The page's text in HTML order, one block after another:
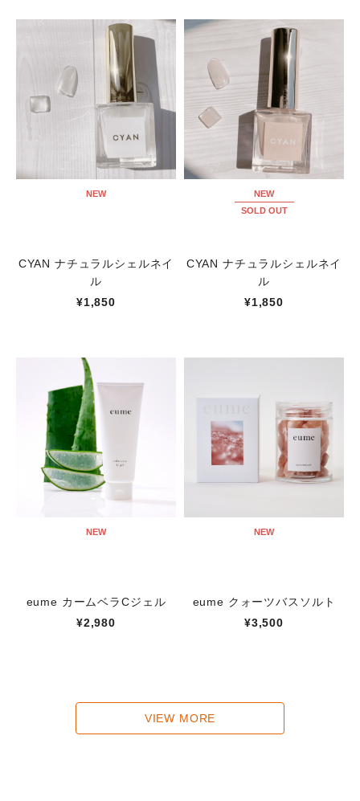
NEW
CYAN ナチュラルシェルネイ
ル
¥1,850
NEW
SOLD OUT
CYAN ナチュラルシェルネイ
ル
¥1,850
NEW
eume カームベラCジェル
¥2,980
NEW
eume クォーツバスソルト
¥3,500
VIEW MORE